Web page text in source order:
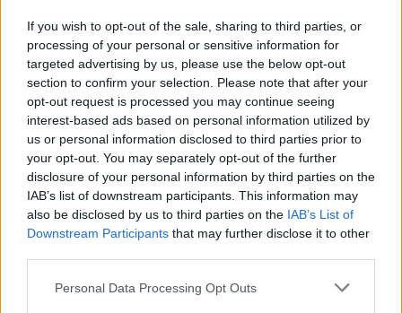
If you wish to opt-out of the sale, sharing to third parties, or
processing of your personal or sensitive information for
targeted advertising by us, please use the below opt-out
section to confirm your selection. Please note that after your
opt-out request is processed you may continue seeing
interest-based ads based on personal information utilized by
us or personal information disclosed to third parties prior to
your opt-out. You may separately opt-out of the further
disclosure of your personal information by third parties on the
IAB’s list of downstream participants. This information may
also be disclosed by us to third parties on the IAB’s List of
Downstream Participants that may further disclose it to other
Please note that this website/app uses one or more Google
Personal Data Processing Opt Outs
Notizie in tempo reale?
Entra nel canale telegram di
GalluraOggi.it
Ricevi le nostre ultime news